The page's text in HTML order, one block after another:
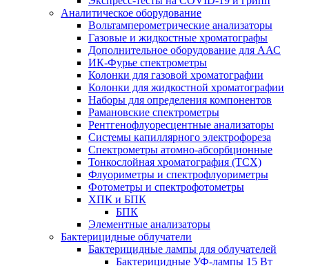
Аналитическое оборудование
Вольтамперометрические анализаторы
Газовые и жидкостные хроматографы
Дополнительное оборудование для ААС
ИК-Фурье спектрометры
Колонки для газовой хроматографии
Колонки для жидкостной хроматографии
Наборы для определения компонентов
Рамановские спектрометры
Рентгенофлуоресцентные анализаторы
Системы капиллярного электрофореза
Спектрометры атомно-абсорбционные
Тонкослойная хроматография (ТСХ)
Флуориметры и спектрофлуориметры
Фотометры и спектрофотометры
ХПК и БПК
БПК
Элементные анализаторы
Бактерицидные облучатели
Бактерицидные лампы для облучателей
Бактерицидные УФ-лампы 15 Вт